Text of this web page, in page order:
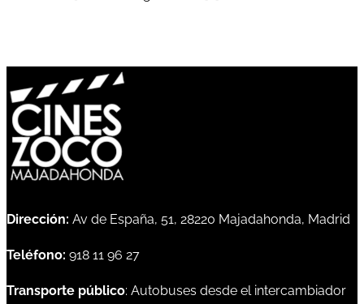
Dirección: Av de España, 51, 28220 Majadahonda, Madrid
Teléfono: 918 11 96 27
Transporte público: Autobuses desde el intercambiador